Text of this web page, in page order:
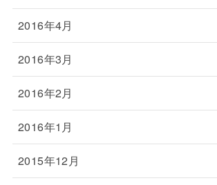
2016年4月
2016年3月
2016年2月
2016年1月
2015年12月